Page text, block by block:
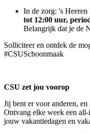
In de zorg: 's Heeren
tot 12:00 uur,
Belangrijk dat je de
Solliciteer en ontdek de
#CSUSchoonmaak
CSU zet jou voorop
Jij bent er voor anderen,
Ontvang elke week een
jouw vakantiedagen en